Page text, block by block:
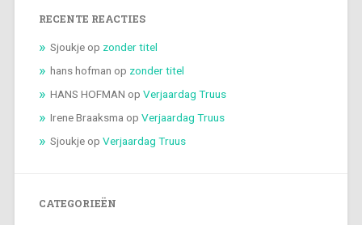
RECENTE REACTIES
Sjoukjeop zonder titel
hans hofman op zonder titel
HANS HOFMAN op Verjaardag Truus
Irene Braaksma op Verjaardag Truus
Sjoukjeop Verjaardag Truus
CATEGORIEËN